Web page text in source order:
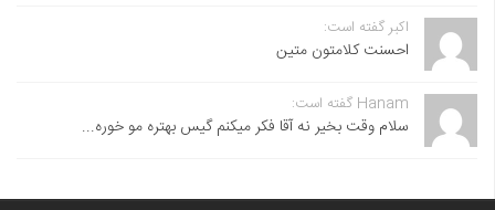
اکبر گفته است:
احسنت ‌کلامتون متین
Hanam گفته است:
سلام وقت بخیر نه آقا فکر میکنم گیس بهتره مو خوره...